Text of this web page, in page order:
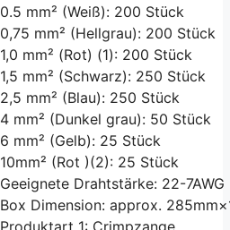
0.5 mm² (Weiß): 200 Stück
0,75 mm² (Hellgrau): 200 Stück
1,0 mm² (Rot) (1): 200 Stück
1,5 mm² (Schwarz): 250 Stück
2,5 mm² (Blau): 250 Stück
4 mm² (Dunkel grau): 50 Stück
6 mm² (Gelb): 25 Stück
10mm² (Rot )(2): 25 Stück
Geeignete Drahtstärke: 22-7AWG
Box Dimension: approx.
Produktart 1: Crimpzange